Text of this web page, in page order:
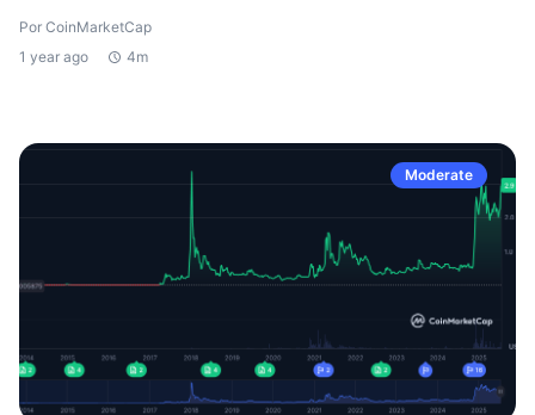
Por CoinMarketCap
1 year ago
4m
Moderate